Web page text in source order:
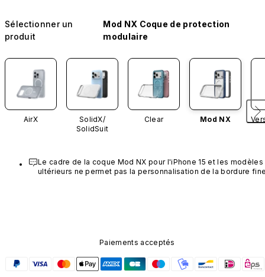
Sélectionner un
produit
Mod NX Coque de protection
modulaire
AirX
SolidX/
SolidSuit
Clear Mod NX
Le cadre de la coque Mod NX pour l'iPhone 15 et les modèles
ultérieurs ne permet pas la personnalisation de la bordure
Paiements acceptés